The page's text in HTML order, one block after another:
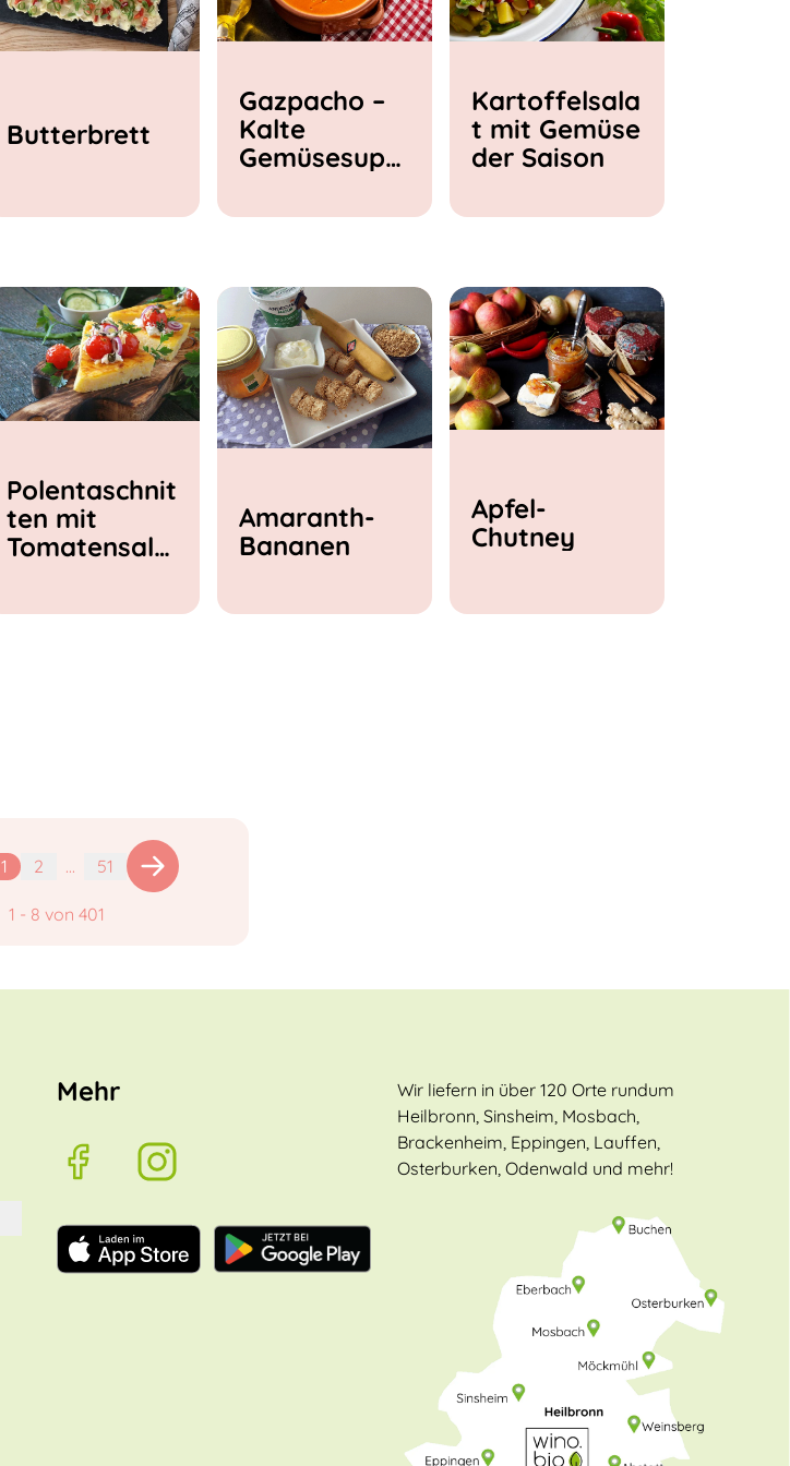
Butterbrett
Gazpacho –
Kalte
Gemüsesupp
Kartoffelsala
t mit Gemüse
der Saison
Polentaschnit
ten mit
Tomatensala
Amaranth-
Bananen
Apfel-
Chutney
1 2 ... 51
1 - 8 von 401
Mehr
Wir liefern in über 120 Orte rundum
Heilbronn, Sinsheim, Mosbach,
Brackenheim, Eppingen, Lauffen,
Osterburken, Odenwald und mehr!